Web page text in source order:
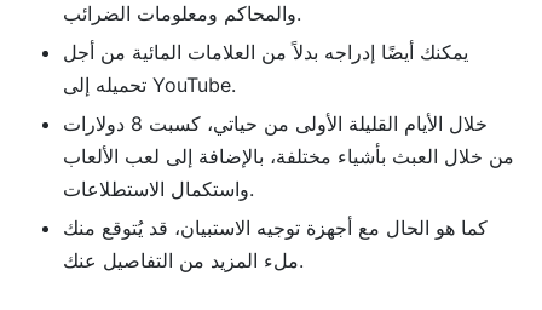
والمحاكم ومعلومات الضرائب.
يمكنك أيضًا إدراجه بدلاً من العلامات المائية من أجل
تحميله إلى YouTube.
خلال الأيام القليلة الأولى من حياتي، كسبت 8 دولارات
من خلال العبث بأشياء مختلفة، بالإضافة إلى لعب الألعاب
واستكمال الاستطلاعات.
كما هو الحال مع أجهزة توجيه الاستبيان، قد يُتوقع منك
ملء المزيد من التفاصيل عنك.